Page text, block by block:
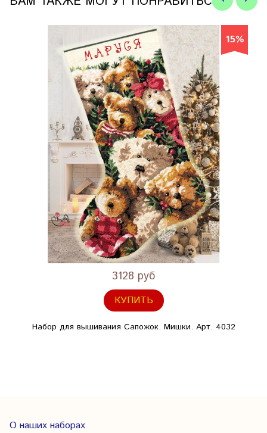
15%
3128 руб
КУПИТЬ
Набор для вышивания Сапожок. Мишки. Арт. 4032
О наших наборах